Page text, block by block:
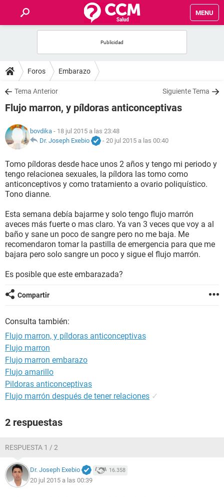
MENU
FOROS
SALUD
FAMILIA
NUTRICIÓN
BIENESTAR
SEXUALIDAD
GLOSARIO
Foros Embarazo
Tema Anterior Siguiente Tema
Flujo marron, y píldoras anticonceptivas
bovdika - 18 jul 2015 a las 23:48
Dr. Joseph Exebio
- 20 jul 2015 a las 00:40
Tomo píldoras desde hace unos 2 años y tengo mi periodo y
tengo relacionea sexuales, la píldora las tomo como
anticonceptivos y como tratamiento a ovario poliquístico.
Tono dianne.
Esta semana debía bajarme y solo tengo flujo marrón
aveces más fuerte o mas claro. Ya van 3 veces que voy a al
baño y sane un poco de sangre pero no me baja. Me
recomendaron tomar la pastilla de emergencia para que me
bajara pero solo sangre un poco y sigue el flujo marrón.
Es posible que este embarazada?
Compartir
Consulta también:
Flujo marron, y píldoras anticonceptivas
Flujo marron
Flujo marron embarazo
Flujo amarillo
Pildoras anticonceptivas
Flujo marrón después de tener relaciones ✓
2 respuestas
RESPUESTA 1 / 2
Dr. Joseph Exebio 16.358
20 jul 2015 a las 00:39